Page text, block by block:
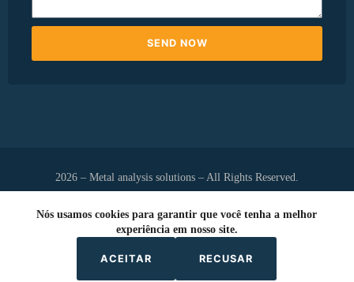
Nós usamos cookies para garantir que você tenha a melhor
experiência em nosso site.
ACEITAR RECUSAR
SEND NOW
2026 – Metal analysis solutions – All Rights Reserved.
Development